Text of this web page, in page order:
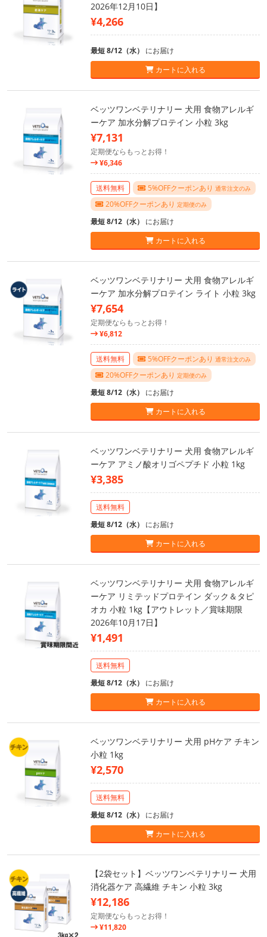
2026年12月10日】
¥4,266
最短 8/12（水） にお届け
カートに入れる
ベッツワンベテリナリー 犬用 食物アレルギ
ーケア 加水分解プロテイン 小粒 3kg
¥7,131
定期便ならもっとお得！
¥6,346
送料無料 5%OFFクーポンあり 通常注文のみ
20%OFFクーポンあり 定期便のみ
最短 8/12（水） にお届け
カートに入れる
ベッツワンベテリナリー 犬用 食物アレルギ
ーケア 加水分解プロテイン ライト 小粒 3kg
¥7,654
定期便ならもっとお得！
¥6,812
送料無料 5%OFFクーポンあり 通常注文のみ
20%OFFクーポンあり 定期便のみ
最短 8/12（水） にお届け
カートに入れる
ベッツワンベテリナリー 犬用 食物アレルギ
ーケア アミノ酸オリゴペプチド 小粒 1kg
¥3,385
送料無料
最短 8/12（水） にお届け
カートに入れる
ベッツワンベテリナリー 犬用 食物アレルギ
ーケア リミテッドプロテイン ダック＆タピ
オカ 小粒 1kg【アウトレット／賞味期限
2026年10月17日】
¥1,491
送料無料
最短 8/12（水） にお届け
カートに入れる
ベッツワンベテリナリー 犬用 pHケア チキン
小粒 1kg
¥2,570
送料無料
最短 8/12（水） にお届け
カートに入れる
【2袋セット】ベッツワンベテリナリー 犬用
消化器ケア 高繊維 チキン 小粒 3kg
¥12,186
定期便ならもっとお得！
¥11,820